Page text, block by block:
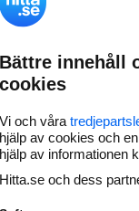
Uppdatera din
Bättre innehåll
cookies
Vi och våra
hjälp av cookies och
hjälp av informationen
Hitta.se och dess